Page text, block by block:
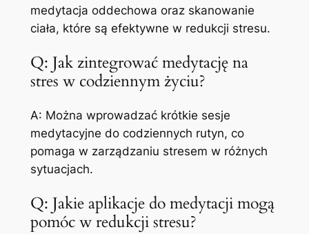
medytacja oddechowa oraz skanowanie
ciała, które są efektywne w redukcji stresu.
Q: Jak zintegrować medytację na
stres w codziennym życiu?
A: Można wprowadzać krótkie sesje
medytacyjne do codziennych rutyn, co
pomaga w zarządzaniu stresem w różnych
sytuacjach.
Q: Jakie aplikacje do medytacji mogą
pomóc w redukcji stresu?